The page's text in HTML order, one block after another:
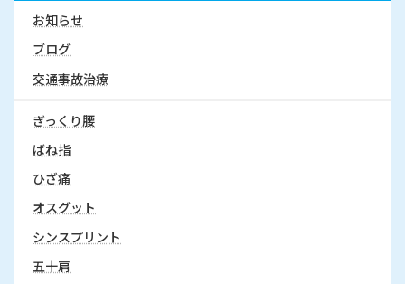
お知らせ
ブログ
交通事故治療
ぎっくり腰
ばね指
ひざ痛
オスグット
シンスプリント
五十肩